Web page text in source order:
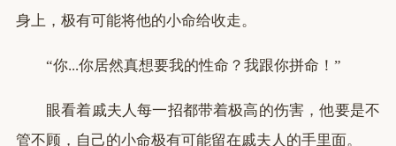
身上，极有可能将他的小命给收走。
“你...你居然真想要我的性命？我跟你拼命！”
眼看着戚夫人每一招都带着极高的伤害，他要是不
管不顾，自己的小命极有可能留在戚夫人的手里面。